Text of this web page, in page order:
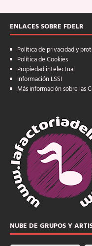
ENLACES SOBRE FDELR
Política de privacidad y
Política de Cookies
Propiedad intelectual
Información LSSI
Más información sobre las
NUBE DE GRUPOS Y